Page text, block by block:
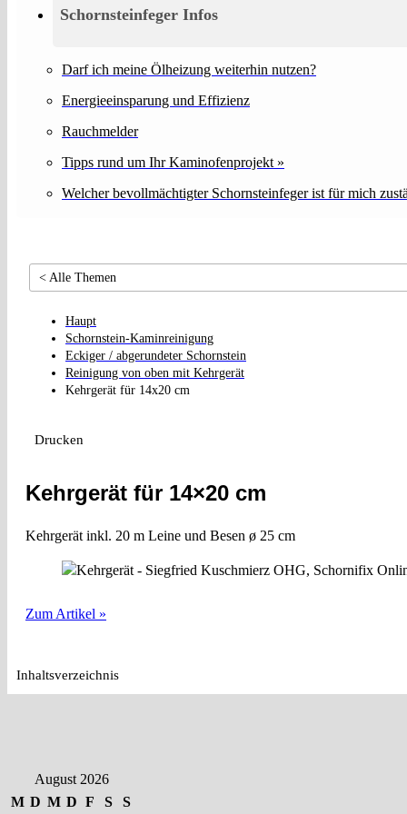
Schornsteinfeger Infos
Darf ich meine Ölheizung weiterhin nutzen?
Energieeinsparung und Effizienz
Rauchmelder
Tipps rund um Ihr Kaminofenprojekt »
Welcher bevollmächtigter Schornsteinfeger ist für mich
< Alle Themen
Haupt
Schornstein-Kaminreinigung
Eckiger / abgerundeter Schornstein
Reinigung von oben mit Kehrgerät
Kehrgerät für 14x20 cm
Drucken
Kehrgerät für 14×20 cm
Kehrgerät inkl. 20 m Leine und Besen ø 25 cm
Zum Artikel »
Inhaltsverzeichnis
August 2026
M D M D F S
S